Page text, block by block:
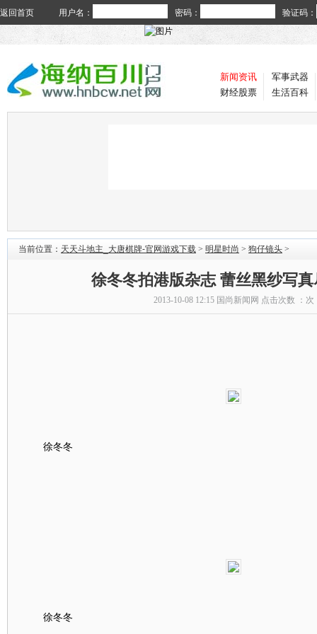
返回首页 用户名： 密码： 验证码：
新闻资讯
财经股票
军事武器
生活百科
当前位置： 天天斗地主_大唐棋牌-官网游戏下载 > 明星时尚 > 狗仔镜头 >
徐冬冬拍港版杂志 蕾丝黑纱写
2013-10-08 12:15 国尚新闻网 点击次数 ： 次
徐冬冬
徐冬冬